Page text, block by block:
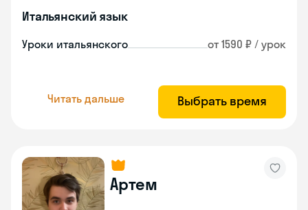
Итальянский язык
Уроки итальянского от 1590 ₽ / урок
Читать дальше Выбрать время
Артем